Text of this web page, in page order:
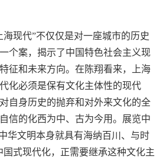
现代”不仅仅是对一座城市的历史
个案，揭示了中国特色社会主义现
征和未来方向。在陈翔看来，上海
化必须是保有文化主体性的现代
自身历史的抛弃和对外来文化的全
信的化西为中、古为今用。展览中
华文明本身就具有海纳百川、与时
国式现代化，正需要继承这种文化主